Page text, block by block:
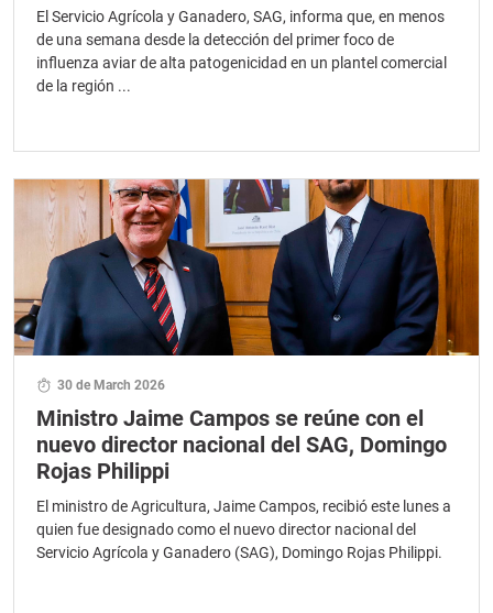
El Servicio Agrícola y Ganadero, SAG, informa que, en menos
de una semana desde la detección del primer foco de
influenza aviar de alta patogenicidad en un plantel comercial
de la región ...
30 de March 2026
Ministro Jaime Campos se reúne con el
nuevo director nacional del SAG, Domingo
Rojas Philippi
El ministro de Agricultura, Jaime Campos, recibió este lunes a
quien fue designado como el nuevo director nacional del
Servicio Agrícola y Ganadero (SAG), Domingo Rojas Philippi.